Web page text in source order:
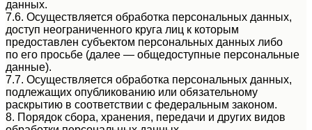
данных.
7.6. Осуществляется обработка персональных данных,
доступ неограниченного круга лиц к которым
предоставлен субъектом персональных данных либо
по его просьбе (далее — общедоступные персональные
данные).
7.7. Осуществляется обработка персональных данных,
подлежащих опубликованию или обязательному
раскрытию в соответствии с федеральным законом.
8. Порядок сбора, хранения, передачи и других видов